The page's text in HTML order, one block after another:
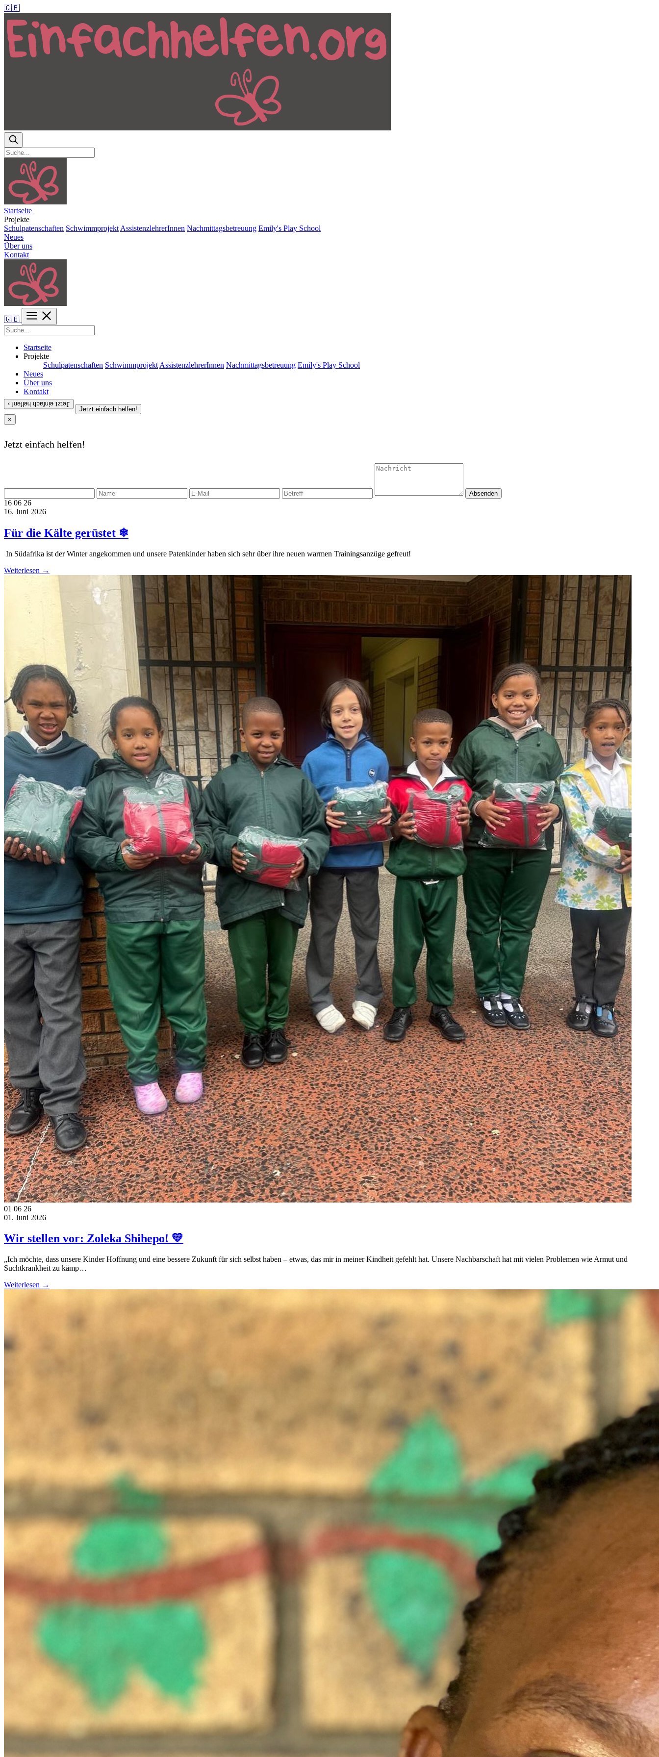
🇬🇧
Startseite
Projekte
Schulpatenschaften Schwimmprojekt AssistenzlehrerInnen Nachmittagsbetreuung Emily's Play School
Neues
Über uns
Kontakt
🇬🇧
Startseite
Projekte
Schulpatenschaften Schwimmprojekt AssistenzlehrerInnen Nachmittagsbetreuung Emily's Play School
Neues
Über uns
Kontakt
Jetzt einfach helfen! ›
Jetzt einfach helfen!
×
Jetzt einfach helfen!
Absenden
16 06 26
16. Juni 2026
Für die Kälte gerüstet ❄
️ In Südafrika ist der Winter angekommen und unsere Patenkinder haben sich sehr über ihre neuen warmen Trainingsanzüge gefreut!
Weiterlesen →
01 06 26
01. Juni 2026
Wir stellen vor: Zoleka Shihepo! 💛
„Ich möchte, dass unsere Kinder Hoffnung und eine bessere Zukunft für sich selbst haben – etwas, das mir in meiner Kindheit gefehlt hat. Unsere Nachbarschaft hat mit vielen Problemen wie Armut und
Suchtkrankheit zu kämp…
Weiterlesen →